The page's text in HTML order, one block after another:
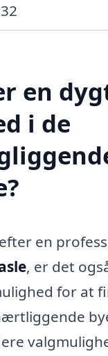
en
i de
en
, er det
for at